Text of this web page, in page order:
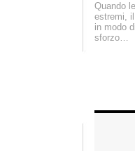
Quando
estremi,
in modo
sforzo…